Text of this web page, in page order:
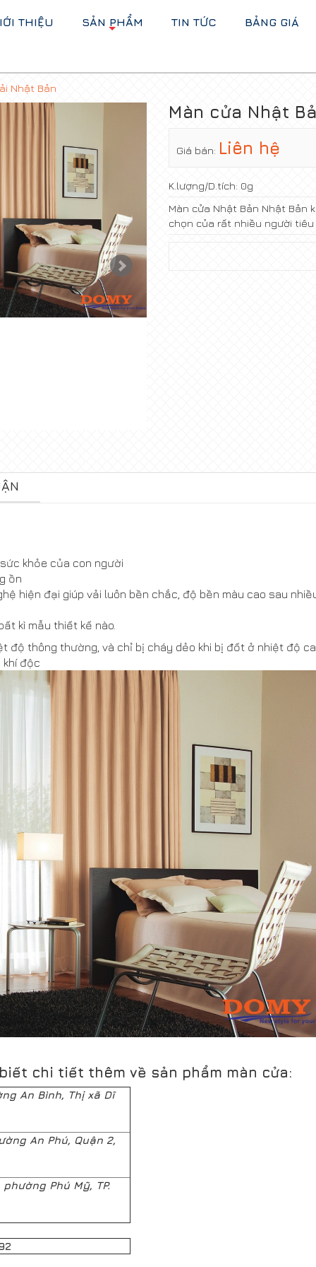
THIỆU SẢN PHẨM TIN TỨC BẢNG GIÁ
Nhật Bản
Màn cửa Nhật
Giá bán: Liên hệ
K.lượng/D.tích: 0g
Màn cửa Nhật Bản Nhật
chọn của rất nhiều người
khỏe của con người
ồn
hiện đại giúp vải luôn bền chắc, độ bền màu cao sau
kì mẫu thiết kế nào.
độ thông thường, và chỉ bị cháy dẻo khi bị đốt ở nhiệt độ
khí độc
chi tiết thêm về sản phẩm màn cửa:
An Bình, Thị xã Dĩ
An Phú, Quận 2,
Phú Mỹ, TP.